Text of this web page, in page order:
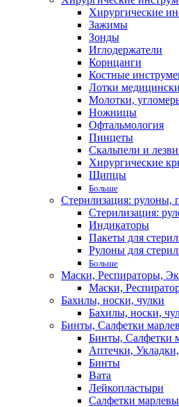
Хирургические
Зажимы
Зонды
Иглодержатели
Корнцанги
Костные
Лотки
Молотки,
Ножницы
Офтальмология
Пинцеты
Скальпели и
Хирургические
Щипцы
Больше
Стерилизация: рулоны,
Стерилизация:
Индикаторы
Пакеты для
Рулоны для
Больше
Маски, Респираторы,
Маски,
Бахилы, носки, чулки
Бахилы, носки,
Бинты, Салфетки
Бинты, Салфетки
Аптечки,
Бинты
Вата
Лейкопластыри
Салфетки